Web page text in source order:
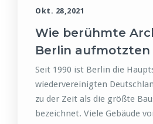
Okt. 28,2021
Wie berühmte
Berlin aufmotzten
Seit 1990 ist Berlin die
wiedervereinigten
zu der Zeit als die größte
bezeichnet. Viele Gebäude